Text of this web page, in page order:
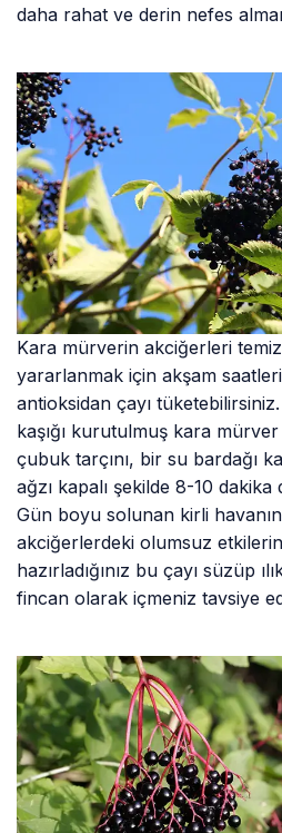
daha rahat ve derin nefes
Kara mürverin akciğerleri
yararlanmak için akşam
antioksidan çayı
kaşığı kurutulmuş kara
çubuk tarçını, bir su bardağı
ağzı kapalı şekilde 8-10
Gün boyu solunan kirli
akciğerlerdeki olumsuz
hazırladığınız bu çayı süzüp
fincan olarak içmeniz tavsiye